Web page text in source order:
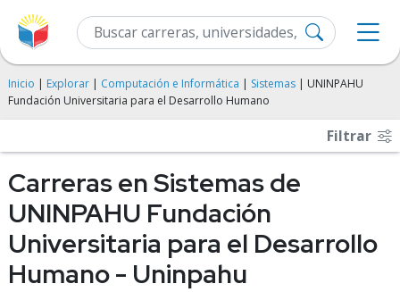
Inicio | Explorar | Computación e Informática | Sistemas | UNINPAHU
Fundación Universitaria para el Desarrollo Humano
Filtrar
Carreras en Sistemas de
UNINPAHU Fundación
Universitaria para el Desarrollo
Humano - Uninpahu